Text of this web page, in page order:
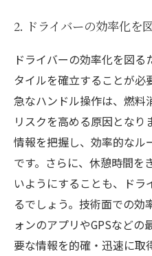
2. ドライバーの効率化を
ドライバーの効率化を図
タイルを確立することが必
急なハンドル操作は、燃料
リスクを高める原因となり
情報を把握し、効率的なル
です。さらに、休憩時間を
いようにすることも、ド
るでしょう。技術面での効
ォンのアプリやGPSなど
要な情報を的確・迅速に取